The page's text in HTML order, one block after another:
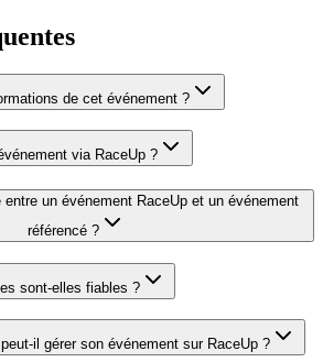
de cet événement ?
via RaceUp ?
un événement RaceUp et un événement
référencé ?
sont-elles fiables ?
il gérer son événement sur RaceUp ?